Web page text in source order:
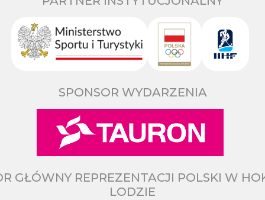
SPONSOR WYDARZENIA
GŁÓWNY REPREZENTACJI POLSKI W
LODZIE